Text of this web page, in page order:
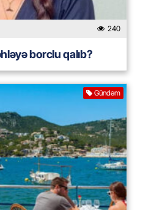
240
borclu qalıb?
Gündəm